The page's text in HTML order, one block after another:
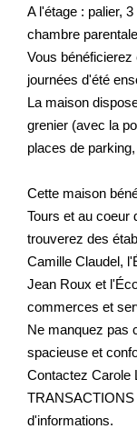
A l'étage : palier,
chambre
Vous bénéficierez
journées d'été
La maison
grenier (avec la
places de
Cette maison
Tours et au coeur
trouverez des
Camille Claudel,
Jean Roux et
commerces et
Ne manquez pas
spacieuse et
Contactez Carole
TRANSACTIONS
d'informations.